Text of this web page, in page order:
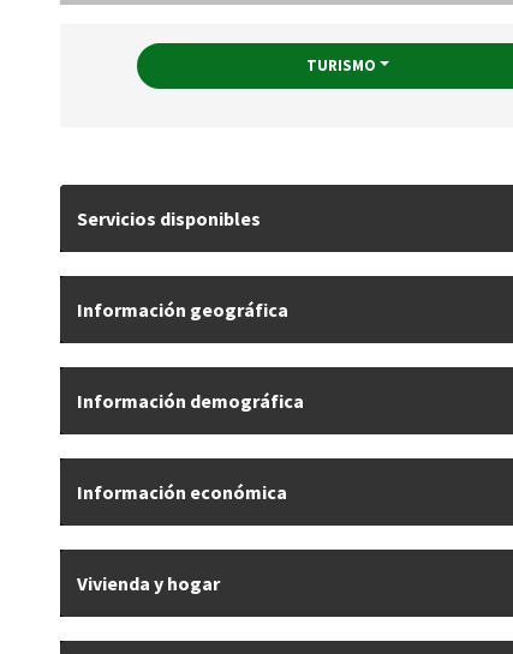
TURISMO
Servicios disponibles
Información geográfica
Información demográfica
Información económica
Vivienda y hogar